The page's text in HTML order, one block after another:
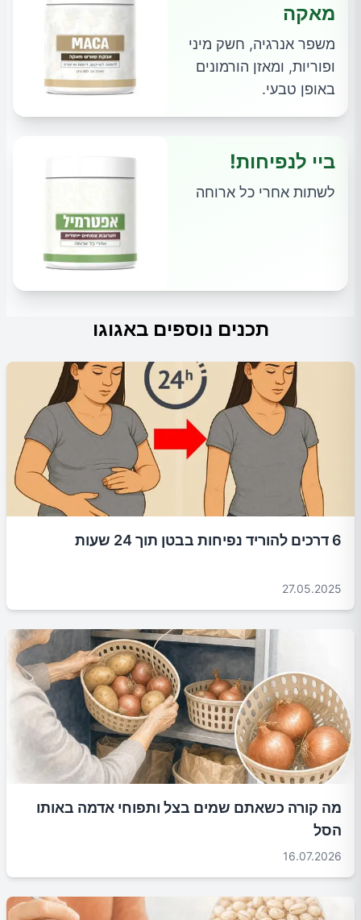
מאקה
משפר אנרגיה, חשק מיני
ופוריות, ומאזן הורמונים
באופן טבעי.
ביי לנפיחות!
לשתות אחרי כל ארוחה
תכנים נוספים באגוגו
6 דרכים להוריד נפיחות בבטן תוך 24 שעות
27.05.2025
מה קורה כשאתם שמים בצל ותפוחי אדמה באותו
הסל
16.07.2026